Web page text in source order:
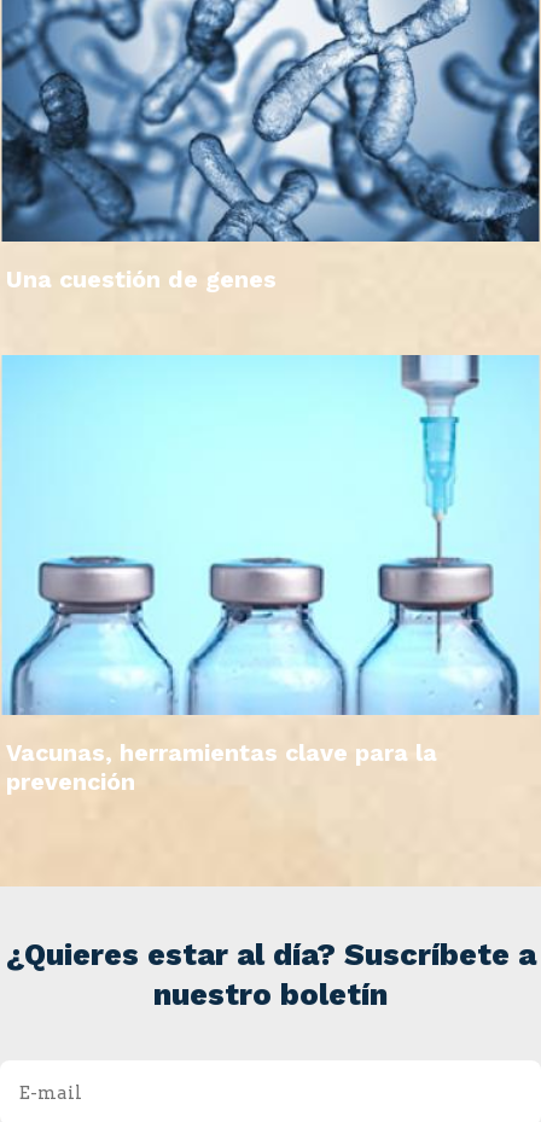
Una cuestión de genes
Vacunas, herramientas clave para la
prevención
¿Quieres estar al día? Suscríbete a
nuestro boletín